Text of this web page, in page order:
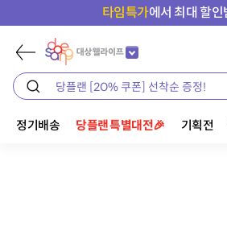
타임특가에서 최대 할인
정기배송 당플랜 특별대전🎉 기획전